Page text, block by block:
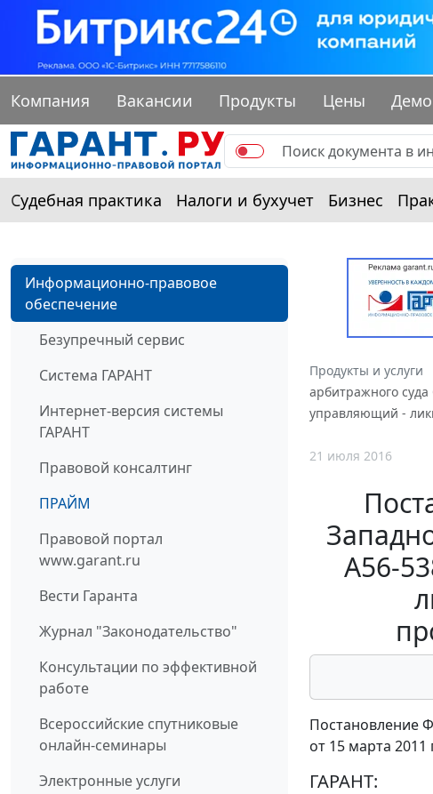
Компания Вакансии Продукты Цены Демо
Судебная практика Налоги и бухучет Бизнес
Информационно-правовое
обеспечение
Безупречный сервис
Система ГАРАНТ
Интернет-версия системы
ГАРАНТ
Правовой консалтинг
ПРАЙМ
Правовой портал
www.garant.ru
Вести Гаранта
Журнал "Законодательство"
Консультации по эффективной
работе
Всероссийские спутниковые
онлайн-семинары
Электронные услуги
Продукты и услуги
арбитражного
управляющий -
21 июля 2016
А56-
Постановление
от 15 марта 2011
ГАРАНТ: